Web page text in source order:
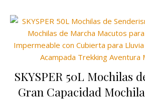
SKYSPER 50L Mochilas
Gran Capacidad